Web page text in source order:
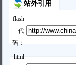
站外引用
flash
代
码：
html